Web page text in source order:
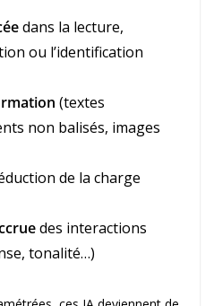
dans la lecture,
ou l’identification
(textes
non balisés, images
de la charge
des interactions
tonalité…)